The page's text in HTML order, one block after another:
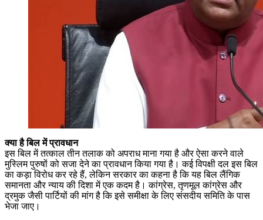
क्या है बिल में प्रावधान
इस बिल में तत्काल तीन तलाक को अपराध माना गया है और ऐसा करने वाले
मुस्लिम पुरुषों को सजा देने का प्रावधान किया गया है। कई विपक्षी दल इस बिल
का कड़ा विरोध कर रहे हैं, लेकिन सरकार का कहना है कि यह बिल लैंगिक
समानता और न्याय की दिशा में एक कदम है। कांग्रेस, तृणमूल कांग्रेस और
द्रमुक जैसी पार्टियों की मांग है कि इसे समीक्षा के लिए संसदीय समिति के पास
भेजा जाए।